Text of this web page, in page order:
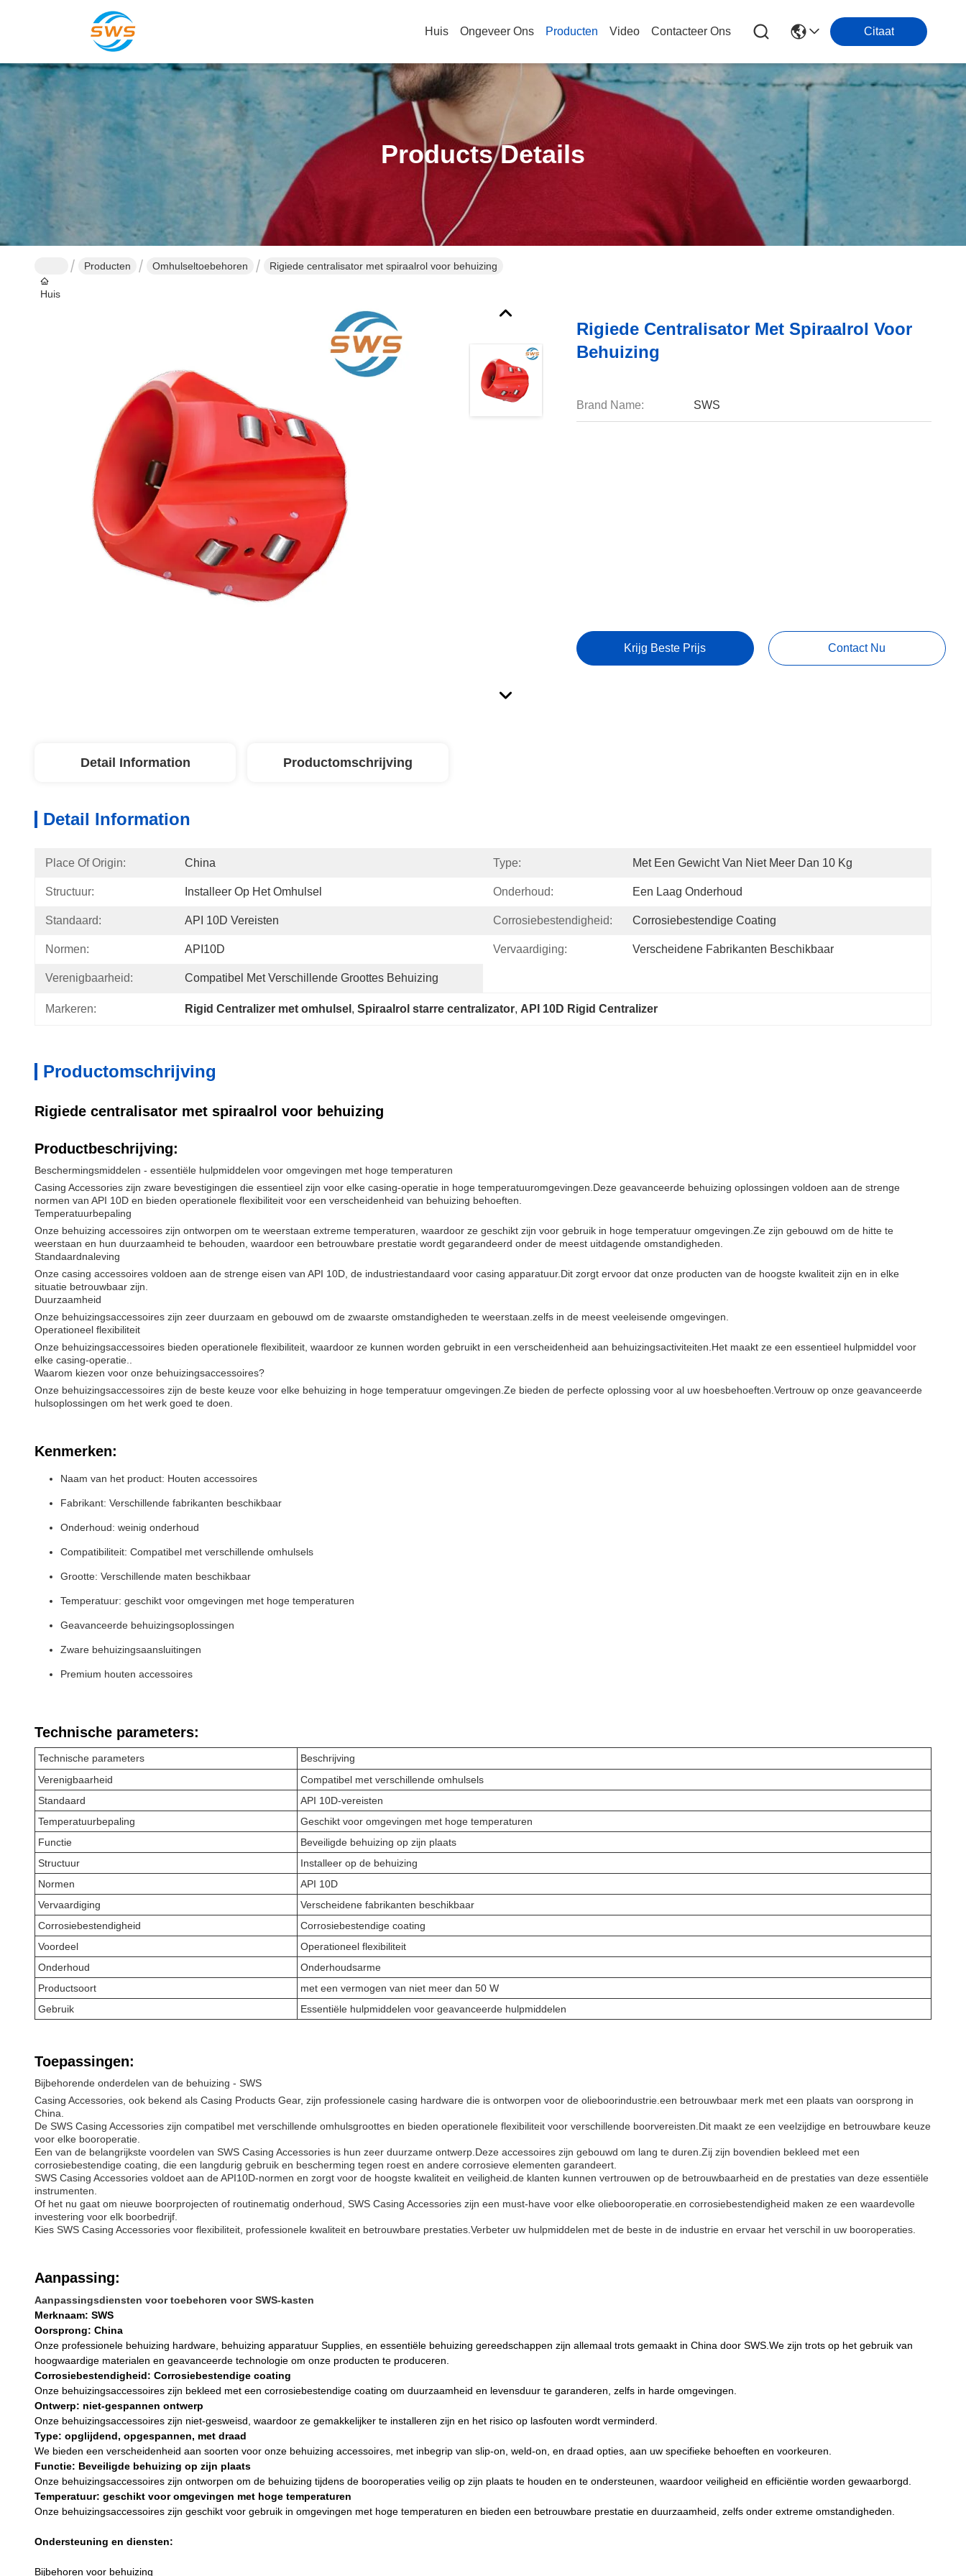
Huis Ongeveer Ons Producten Video Contacteer Ons Citaat
Products Details
Huis
Producten Omhulseltoebehoren Rigiede centralisator met spiraalrol voor behuizing
Rigiede Centralisator Met Spiraalrol Voor
Behuizing
Brand Name: SWS
Krijg Beste Prijs Contact Nu
Detail Information Productomschrijving
Detail Information
Place Of Origin: China Type: Met Een Gewicht Van Niet Meer Dan 10 Kg
Structuur: Installeer Op Het Omhulsel Onderhoud: Een Laag Onderhoud
Standaard: API 10D Vereisten Corrosiebestendigheid: Corrosiebestendige Coating
Normen: API10D Vervaardiging: Verscheidene Fabrikanten Beschikbaar
Verenigbaarheid: Compatibel Met Verschillende Groottes Behuizing
Markeren: Rigid Centralizer met omhulsel , Spiraalrol starre centralizator, API 10D Rigid Centralizer
Productomschrijving
Rigiede centralisator met spiraalrol voor behuizing
Productbeschrijving:
Beschermingsmiddelen - essentiële hulpmiddelen voor omgevingen met hoge temperaturen
Casing Accessories zijn zware bevestigingen die essentieel zijn voor elke casing-operatie in hoge temperatuuromgevingen.Deze geavanceerde behuizing oplossingen voldoen aan de strenge
normen van API 10D en bieden operationele flexibiliteit voor een verscheidenheid van behuizing behoeften.
Temperatuurbepaling
Onze behuizing accessoires zijn ontworpen om te weerstaan extreme temperaturen, waardoor ze geschikt zijn voor gebruik in hoge temperatuur omgevingen.Ze zijn gebouwd om de hitte te
weerstaan en hun duurzaamheid te behouden, waardoor een betrouwbare prestatie wordt gegarandeerd onder de meest uitdagende omstandigheden.
Standaardnaleving
Onze casing accessoires voldoen aan de strenge eisen van API 10D, de industriestandaard voor casing apparatuur.Dit zorgt ervoor dat onze producten van de hoogste kwaliteit zijn en in elke
situatie betrouwbaar zijn.
Duurzaamheid
Onze behuizingsaccessoires zijn zeer duurzaam en gebouwd om de zwaarste omstandigheden te weerstaan.zelfs in de meest veeleisende omgevingen.
Operationeel flexibiliteit
Onze behuizingsaccessoires bieden operationele flexibiliteit, waardoor ze kunnen worden gebruikt in een verscheidenheid aan behuizingsactiviteiten.Het maakt ze een essentieel hulpmiddel voor
elke casing-operatie..
Waarom kiezen voor onze behuizingsaccessoires?
Onze behuizingsaccessoires zijn de beste keuze voor elke behuizing in hoge temperatuur omgevingen.Ze bieden de perfecte oplossing voor al uw hoesbehoeften.Vertrouw op onze geavanceerde
hulsoplossingen om het werk goed te doen.
Kenmerken:
Naam van het product: Houten accessoires
Fabrikant: Verschillende fabrikanten beschikbaar
Onderhoud: weinig onderhoud
Compatibiliteit: Compatibel met verschillende omhulsels
Grootte: Verschillende maten beschikbaar
Temperatuur: geschikt voor omgevingen met hoge temperaturen
Geavanceerde behuizingsoplossingen
Zware behuizingsaansluitingen
Premium houten accessoires
Technische parameters:
Technische parameters
Beschrijving
Verenigbaarheid
Compatibel met verschillende omhulsels
Standaard
API 10D-vereisten
Temperatuurbepaling
Geschikt voor omgevingen met hoge temperaturen
Functie
Beveiligde behuizing op zijn plaats
Structuur
Installeer op de behuizing
Normen
API 10D
Vervaardiging
Verscheidene fabrikanten beschikbaar
Corrosiebestendigheid
Corrosiebestendige coating
Voordeel
Operationeel flexibiliteit
Onderhoud
Onderhoudsarme
Productsoort
met een vermogen van niet meer dan 50 W
Gebruik
Essentiële hulpmiddelen voor geavanceerde hulpmiddelen
Toepassingen:
Bijbehorende onderdelen van de behuizing - SWS
Casing Accessories, ook bekend als Casing Products Gear, zijn professionele casing hardware die is ontworpen voor de olieboorindustrie.een betrouwbaar merk met een plaats van oorsprong in
China.
De SWS Casing Accessories zijn compatibel met verschillende omhulsgroottes en bieden operationele flexibiliteit voor verschillende boorvereisten.Dit maakt ze een veelzijdige en betrouwbare keuze
voor elke booroperatie.
Een van de belangrijkste voordelen van SWS Casing Accessories is hun zeer duurzame ontwerp.Deze accessoires zijn gebouwd om lang te duren.Zij zijn bovendien bekleed met een
corrosiebestendige coating, die een langdurig gebruik en bescherming tegen roest en andere corrosieve elementen garandeert.
SWS Casing Accessories voldoet aan de API10D-normen en zorgt voor de hoogste kwaliteit en veiligheid.de klanten kunnen vertrouwen op de betrouwbaarheid en de prestaties van deze essentiële
instrumenten.
Of het nu gaat om nieuwe boorprojecten of routinematig onderhoud, SWS Casing Accessories zijn een must-have voor elke oliebooroperatie.en corrosiebestendigheid maken ze een waardevolle
investering voor elk boorbedrijf.
Kies SWS Casing Accessories voor flexibiliteit, professionele kwaliteit en betrouwbare prestaties.Verbeter uw hulpmiddelen met de beste in de industrie en ervaar het verschil in uw booroperaties.
Aanpassing:
Aanpassingsdiensten voor toebehoren voor SWS-kasten
Merknaam: SWS
Oorsprong: China
Onze professionele behuizing hardware, behuizing apparatuur Supplies, en essentiële behuizing gereedschappen zijn allemaal trots gemaakt in China door SWS.We zijn trots op het gebruik van
hoogwaardige materialen en geavanceerde technologie om onze producten te produceren.
Corrosiebestendigheid: Corrosiebestendige coating
Onze behuizingsaccessoires zijn bekleed met een corrosiebestendige coating om duurzaamheid en levensduur te garanderen, zelfs in harde omgevingen.
Ontwerp: niet-gespannen ontwerp
Onze behuizingsaccessoires zijn niet-gesweisd, waardoor ze gemakkelijker te installeren zijn en het risico op lasfouten wordt verminderd.
Type: opglijdend, opgespannen, met draad
We bieden een verscheidenheid aan soorten voor onze behuizing accessoires, met inbegrip van slip-on, weld-on, en draad opties, aan uw specifieke behoeften en voorkeuren.
Functie: Beveiligde behuizing op zijn plaats
Onze behuizingsaccessoires zijn ontworpen om de behuizing tijdens de booroperaties veilig op zijn plaats te houden en te ondersteunen, waardoor veiligheid en efficiëntie worden gewaarborgd.
Temperatuur: geschikt voor omgevingen met hoge temperaturen
Onze behuizingsaccessoires zijn geschikt voor gebruik in omgevingen met hoge temperaturen en bieden een betrouwbare prestatie en duurzaamheid, zelfs onder extreme omstandigheden.
Ondersteuning en diensten:
Bijbehoren voor behuizing